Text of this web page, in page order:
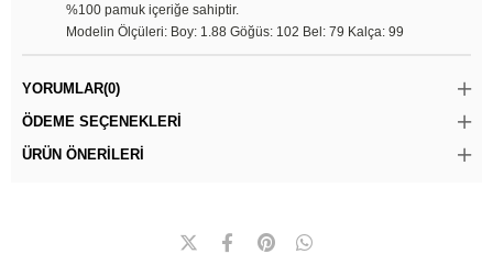
%100 pamuk içeriğe sahiptir.
Modelin Ölçüleri: Boy: 1.88 Göğüs: 102 Bel: 79 Kalça: 99
YORUMLAR(0)
ÖDEME SEÇENEKLERI
ÜRÜN ÖNERILERI